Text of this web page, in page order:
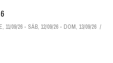
11/09/26 - SÁB, 12/09/26 - DOM, 13/09/26